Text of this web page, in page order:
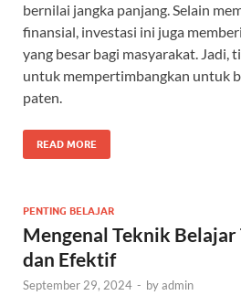
bernilai jangka panjang. Selain
finansial, investasi ini juga
yang besar bagi masyarakat. Jadi,
untuk mempertimbangkan untuk
paten.
READ MORE
PENTING BELAJAR
Mengenal Teknik Belajar
dan Efektif
September 29, 2024 - byadmin